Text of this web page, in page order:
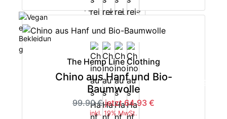
The Hemp Line Clothing
Chino aus Hanf und Bio-
Baumwolle
99.90 € jetzt 64.93 €
inkl. 19% MwSt.
-35%